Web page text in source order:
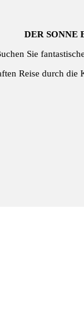
DER SONNE
Sie
Reise durch